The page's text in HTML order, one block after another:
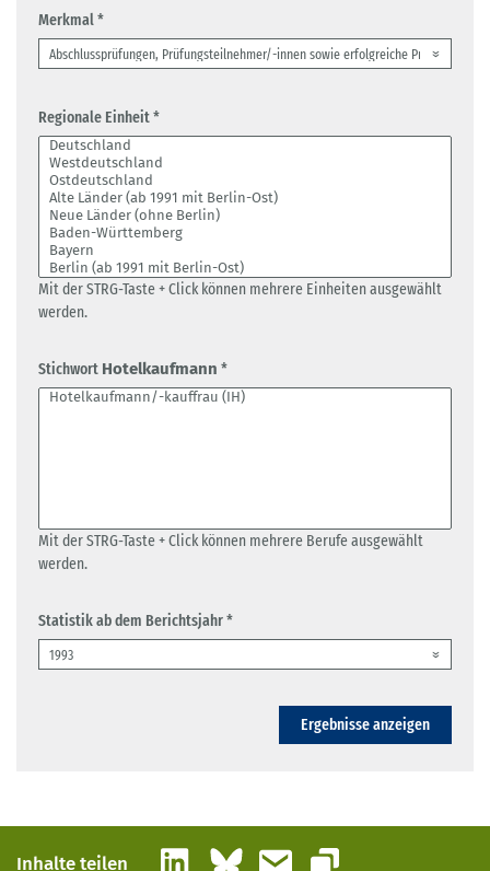
Merkmal *
Regionale Einheit *
Mit der STRG-Taste + Click können mehrere Einheiten ausgewählt
werden.
Stichwort Hotelkaufmann *
Mit der STRG-Taste + Click können mehrere Berufe ausgewählt
werden.
Statistik ab dem Berichtsjahr *
Ergebnisse anzeigen
Inhalte teilen LinkedInBlueskyE-Mail